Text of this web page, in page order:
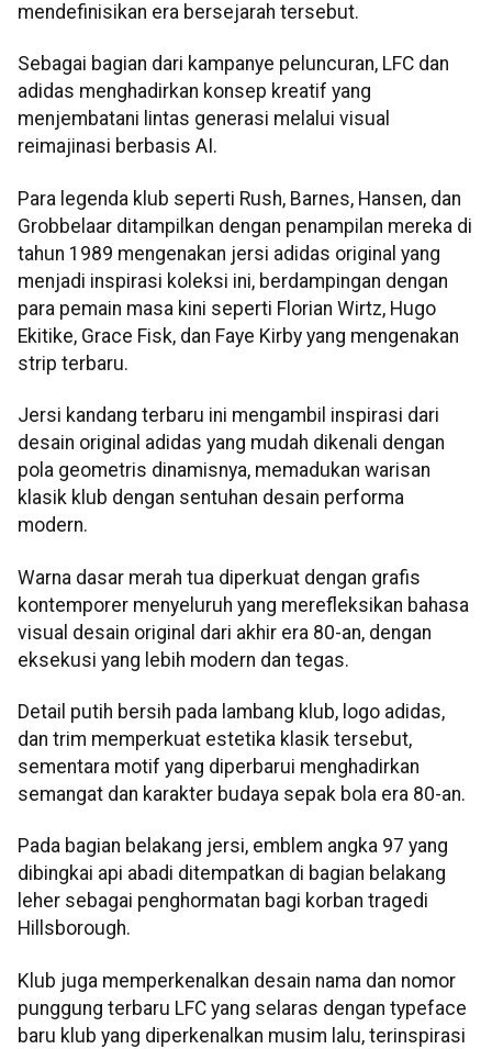
mendefinisikan era bersejarah tersebut.
Sebagai bagian dari kampanye peluncuran, LFC dan
adidas menghadirkan konsep kreatif yang
menjembatani lintas generasi melalui visual
reimajinasi berbasis AI.
Para legenda klub seperti Rush, Barnes, Hansen, dan
Grobbelaar ditampilkan dengan penampilan mereka di
tahun 1989 mengenakan jersi adidas original yang
menjadi inspirasi koleksi ini, berdampingan dengan
para pemain masa kini seperti Florian Wirtz, Hugo
Ekitike, Grace Fisk, dan Faye Kirby yang mengenakan
strip terbaru.
Jersi kandang terbaru ini mengambil inspirasi dari
desain original adidas yang mudah dikenali dengan
pola geometris dinamisnya, memadukan warisan
klasik klub dengan sentuhan desain performa
modern.
Warna dasar merah tua diperkuat dengan grafis
kontemporer menyeluruh yang merefleksikan bahasa
visual desain original dari akhir era 80-an, dengan
eksekusi yang lebih modern dan tegas.
Detail putih bersih pada lambang klub, logo adidas,
dan trim memperkuat estetika klasik tersebut,
sementara motif yang diperbarui menghadirkan
semangat dan karakter budaya sepak bola era 80-an.
Pada bagian belakang jersi, emblem angka 97 yang
dibingkai api abadi ditempatkan di bagian belakang
leher sebagai penghormatan bagi korban tragedi
Hillsborough.
Klub juga memperkenalkan desain nama dan nomor
punggung terbaru LFC yang selaras dengan typeface
baru klub yang diperkenalkan musim lalu, terinspirasi